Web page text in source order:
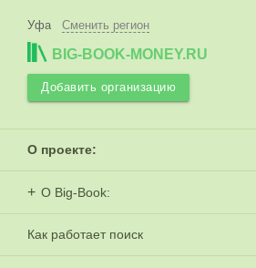
Уфа Сменить регион
BIG-BOOK-MONEY.RU
Добавить организацию
О проекте:
О Big-Book:
Как работает поиск